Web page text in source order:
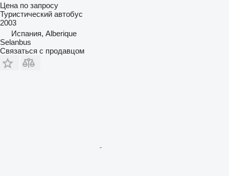
Цена по запросу
Туристический автобус
2003
Испания, Alberique
Selanbus
Связаться с продавцом